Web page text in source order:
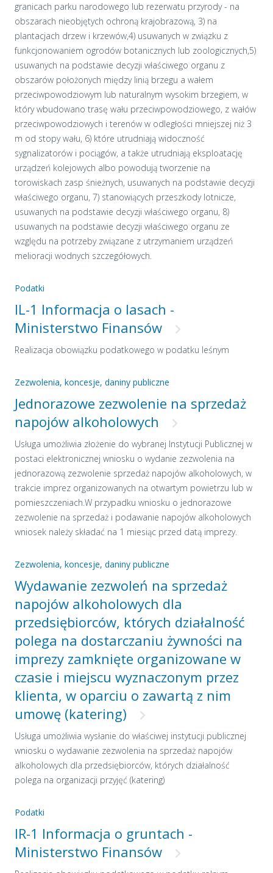
granicach parku narodowego lub rezerwatu przyrody - na
obszarach nieobjętych ochroną krajobrazową, 3) na
plantacjach drzew i krzewów,4) usuwanych w związku z
funkcjonowaniem ogrodów botanicznych lub zoologicznych,5)
usuwanych na podstawie decyzji właściwego organu z
obszarów położonych między linią brzegu a wałem
przeciwpowodziowym lub naturalnym wysokim brzegiem, w
który wbudowano trasę wału przeciwpowodziowego, z wałów
przeciwpowodziowych i terenów w odległości mniejszej niż 3
m od stopy wału, 6) które utrudniają widoczność
sygnalizatorów i pociągów, a także utrudniają eksploatację
urządzeń kolejowych albo powodują tworzenie na
torowiskach zasp śnieżnych, usuwanych na podstawie decyzji
właściwego organu, 7) stanowiących przeszkody lotnicze,
usuwanych na podstawie decyzji właściwego organu, 8)
usuwanych na podstawie decyzji właściwego organu ze
względu na potrzeby związane z utrzymaniem urządzeń
melioracji wodnych szczegółowych.
Podatki
IL-1 Informacja o lasach -
Ministerstwo Finansów
Realizacja obowiązku podatkowego w podatku leśnym
Zezwolenia, koncesje, daniny publiczne
Jednorazowe zezwolenie na sprzedaż
napojów alkoholowych
Usługa umożliwia złożenie do wybranej Instytucji Publicznej w
postaci elektronicznej wniosku o wydanie zezwolenia na
jednorazową zezwolenie sprzedaż napojów alkoholowych, w
trakcie imprez organizowanych na otwartym powietrzu lub w
pomieszczeniach.W przypadku wniosku o jednorazowe
zezwolenie na sprzedaż i podawanie napojów alkoholowych
wniosek należy składać na 1 miesiąc przed datą imprezy.
Zezwolenia, koncesje, daniny publiczne
Wydawanie zezwoleń na sprzedaż
napojów alkoholowych dla
przedsiębiorców, których działalność
polega na dostarczaniu żywności na
imprezy zamknięte organizowane w
czasie i miejscu wyznaczonym przez
klienta, w oparciu o zawartą z nim
umowę (katering)
Usługa umożliwia wysłanie do właściwej instytucji publicznej
wniosku o wydawanie zezwolenia na sprzedaż napojów
alkoholowych dla przedsiębiorców, których działalność
polega na organizacji przyjęć (katering)
Podatki
IR-1 Informacja o gruntach -
Ministerstwo Finansów